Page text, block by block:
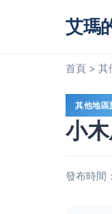
艾瑪
首頁 > 其
其他地區
小
發布時間